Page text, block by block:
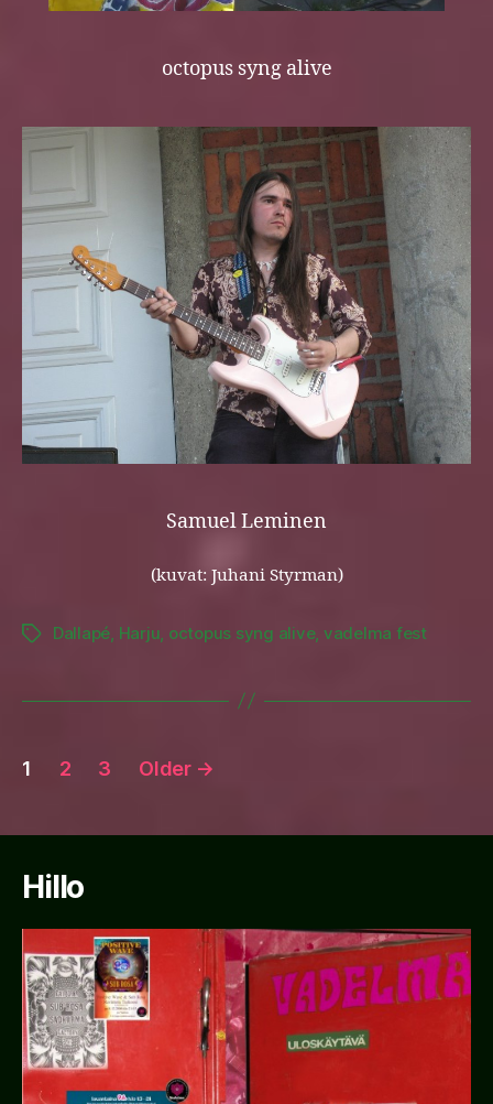
octopus syng alive
Samuel Leminen
(kuvat: Juhani Styrman)
TagsDallapé Harju octopus syng alive, vadelma fest
Posts
1 2 3 Older →
Hillo